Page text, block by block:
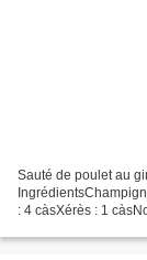
Sauté de poulet au
: 4 càsXérès : 1